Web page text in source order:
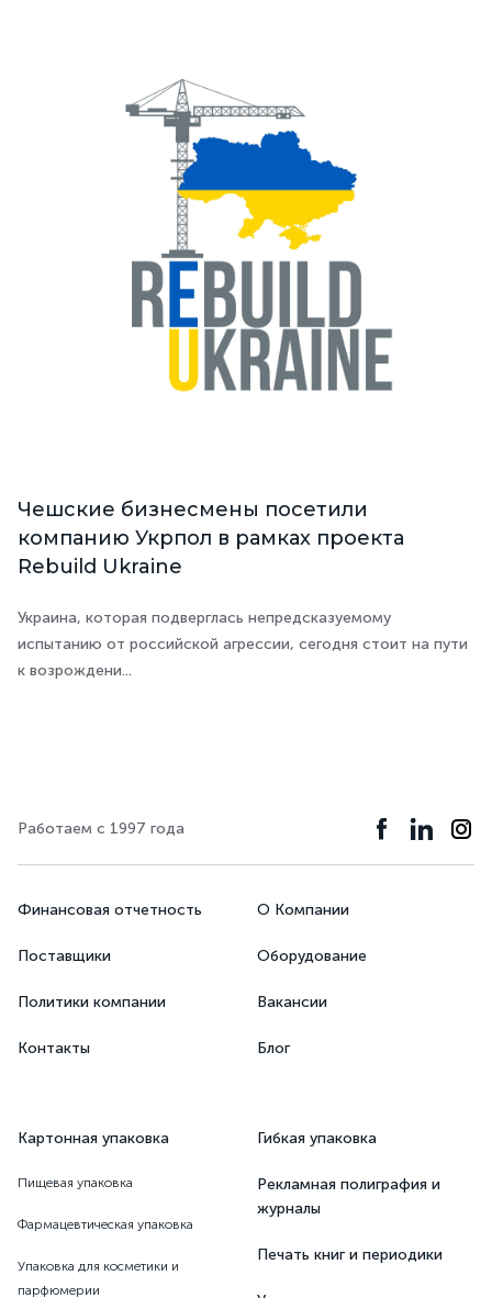
Чешские бизнесмены посетили
компанию Укрпол в рамках проекта
Rebuild Ukraine
Украина, которая подверглась непредсказуемому
испытанию от российской агрессии, сегодня стоит на пути
к возрождени...
Работаем с 1997 года
Финансовая отчетность
Поставщики
Политики компании
Контакты
О Компании
Оборудование
Вакансии
Блог
Картонная упаковка
Пищевая упаковка
Фармацевтическая упаковка
Упаковка для косметики и
парфюмерии
Гибкая упаковка
Рекламная полиграфия и
журналы
Печать книг и периодики